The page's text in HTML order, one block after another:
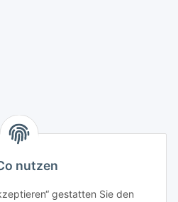
nutzen
gestatten Sie den